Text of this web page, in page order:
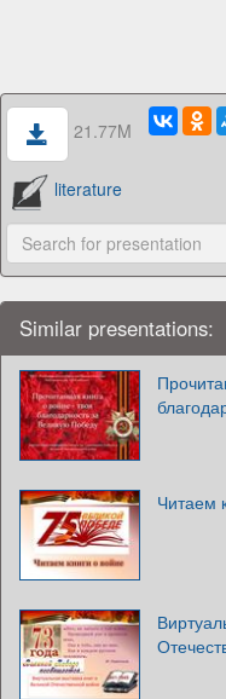
21.77M
literature
Similar presentations:
Читаем